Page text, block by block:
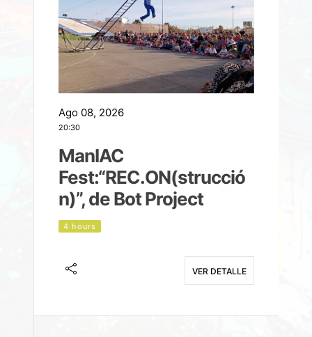
Ago 08, 2026
20:30
ManIAC
Fest:“REC.ON(strucció
n)”, de Bot Project
4 hours
VER DETALLE